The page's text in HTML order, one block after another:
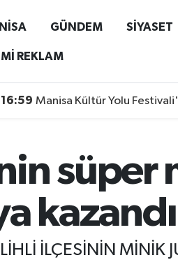
GÜNDEM SİYASET
REKLAM
16:59 Manisa Kültür Yolu
süper
kazandı
İLÇESİNİN MİNİK